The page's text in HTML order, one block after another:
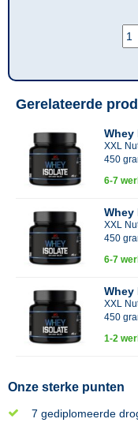
Gerelateerde
Whey
XXL
450
6-7
Whey
XXL
450
6-7
Whey
XXL
450
1-2
Onze sterke punten
7 gediplomeerde